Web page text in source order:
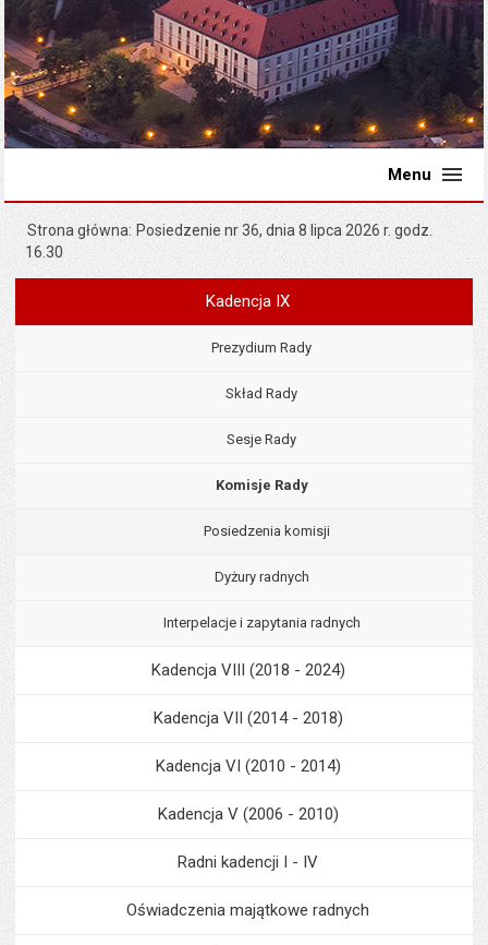
Menu
Strona główna Posiedzenie nr 36, dnia 8 lipca 2026 r. godz.
16.30
Menu
Kadencja IX
Prezydium Rady
Skład Rady
Sesje Rady
Komisje Rady
Posiedzenia komisji
Dyżury radnych
Interpelacje i zapytania radnych
Kadencja VIII (2018 - 2024)
Kadencja VII (2014 - 2018)
Kadencja VI (2010 - 2014)
Kadencja V (2006 - 2010)
Radni kadencji I - IV
Oświadczenia majątkowe radnych